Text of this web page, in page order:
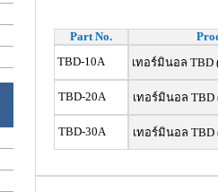
Part No.
TBD-10A
เทอร์มินอล TBD
TBD-20A เทอร์มินอล TBD
TBD-30A เทอร์มินอล TBD